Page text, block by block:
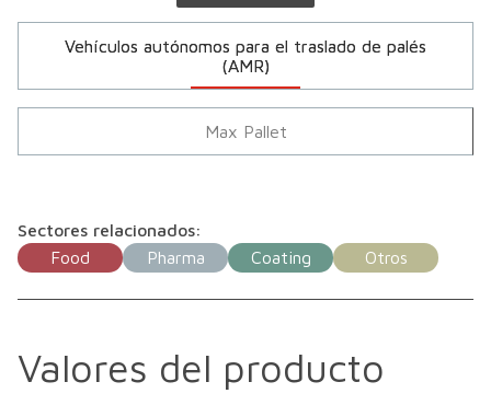
Vehículos autónomos para el traslado de palés
(AMR)
Max Pallet
Sectores relacionados:
Food
Pharma Coating Otros
Valores del producto